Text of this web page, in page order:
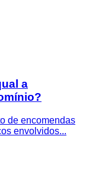
a
de encomendas
envolvidos...